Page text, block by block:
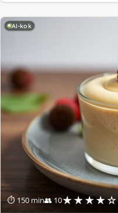
AI-kok
⏱ 150 min👥 10★★★★☆